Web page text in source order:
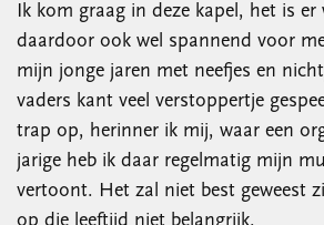
Ik kom graag in deze kapel, het is er
daardoor ook wel spannend voor
mijn jonge jaren met neefjes en
vaders kant veel verstoppertje
trap op, herinner ik mij, waar een
jarige heb ik daar regelmatig mijn
vertoont. Het zal niet best geweest